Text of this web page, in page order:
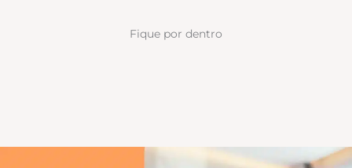
Fique por dentro